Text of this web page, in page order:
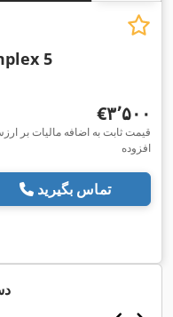
5
‎€۳٬۵۰۰
قیمت ثابت به اضافه مالیات بر
افزوده
تماس بگیرید